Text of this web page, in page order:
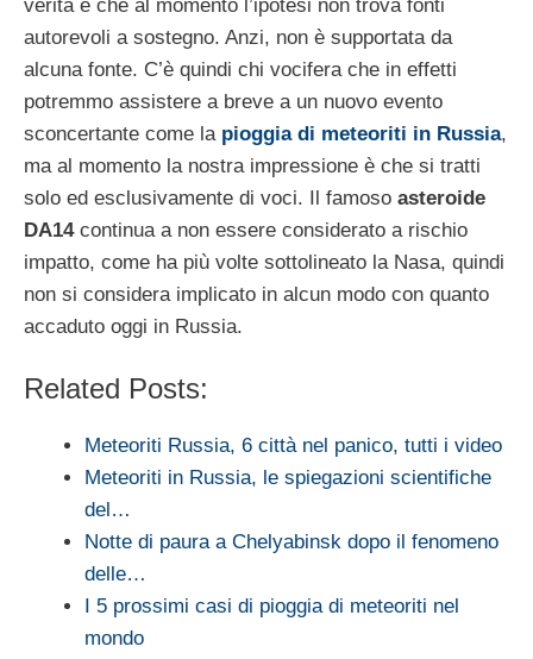
verità è che al momento l’ipotesi non trova fonti
autorevoli a sostegno. Anzi, non è supportata da
alcuna fonte. C’è quindi chi vocifera che in effetti
potremmo assistere a breve a un nuovo evento
sconcertante come la pioggia di meteoriti in Russia,
ma al momento la nostra impressione è che si tratti
solo ed esclusivamente di voci. Il famoso asteroide
DA14continua a non essere considerato a rischio
impatto, come ha più volte sottolineato la Nasa, quindi
non si considera implicato in alcun modo con quanto
accaduto oggi in Russia.
Related Posts:
Meteoriti Russia, 6 città nel panico, tutti i video
Meteoriti in Russia, le spiegazioni scientifiche
del…
Notte di paura a Chelyabinsk dopo il fenomeno
delle…
I 5 prossimi casi di pioggia di meteoriti nel
mondo